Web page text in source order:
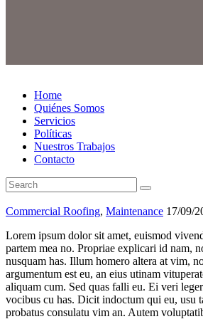
Home
Quiénes Somos
Servicios
Políticas
Nuestros Trabajos
Contacto
Commercial Roofing, Maintenance 17/09/
Lorem ipsum dolor sit amet, euismod
partem mea no. Propriae explicari id nam,
nusquam has. Illum homero altera at vim,
argumentum est eu, an eius utinam
aliquam cum. Sed quas falli eu. Ei veri
vocibus cu has. Dicit indoctum qui eu, usu
probatus consulatu vim an. Autem